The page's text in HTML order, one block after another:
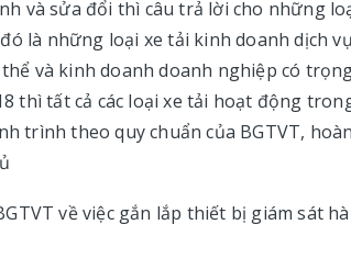
và sửa đổi thì câu trả lời cho những
đó là những loại xe tải kinh doanh dịch
và kinh doanh doanh nghiệp có
thì tất cả các loại xe tải hoạt động
trình theo quy chuẩn của BGTVT,
về việc gắn lắp thiết bị giám sát